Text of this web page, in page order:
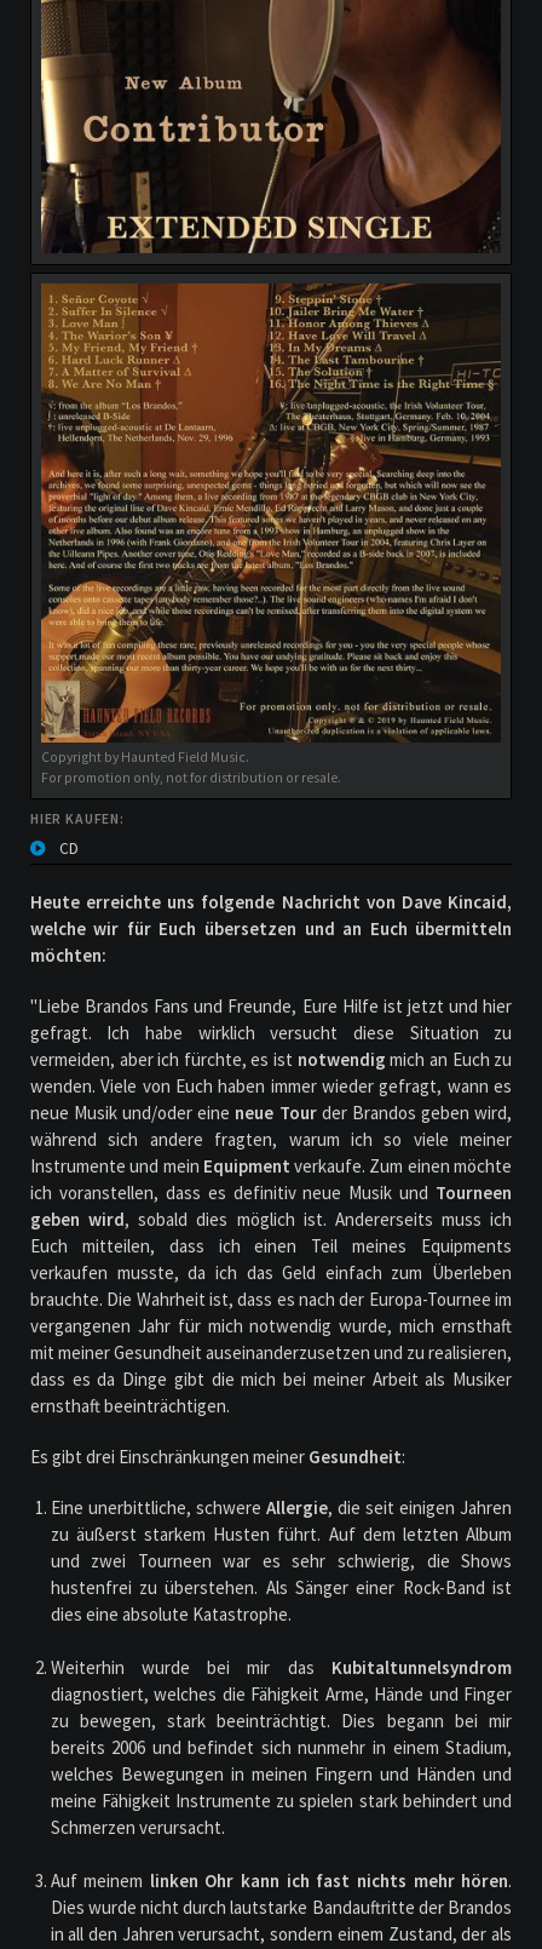
Copyright by Haunted Field Music.
For promotion only, not for distribution or resale.
HIER KAUFEN:
CD
Heute erreichte uns folgende Nachricht von Dave Kincaid,
welche wir für Euch übersetzen und an Euch übermitteln
möchten:
"Liebe Brandos Fans und Freunde, Eure Hilfe ist jetzt und hier
gefragt. Ich habe wirklich versucht diese Situation zu
vermeiden, aber ich fürchte, es ist notwendig mich an Euch zu
wenden. Viele von Euch haben immer wieder gefragt, wann es
neue Musik und/oder eine neue Tourder Brandos geben wird,
während sich andere fragten, warum ich so viele meiner
Instrumente und mein Equipment verkaufe. Zum einen möchte
ich voranstellen, dass es definitiv neue Musik und Tourneen
geben wird, sobald dies möglich ist. Andererseits muss ich
Euch mitteilen, dass ich einen Teil meines Equipments
verkaufen musste, da ich das Geld einfach zum Überleben
brauchte. Die Wahrheit ist, dass es nach der Europa-Tournee im
vergangenen Jahr für mich notwendig wurde, mich ernsthaft
mit meiner Gesundheit auseinanderzusetzen und zu realisieren,
dass es da Dinge gibt die mich bei meiner Arbeit als Musiker
ernsthaft beeinträchtigen.
Es gibt drei Einschränkungen meiner Gesundheit:
Eine unerbittliche, schwere Allergie, die seit einigen Jahren
zu äußerst starkem Husten führt. Auf dem letzten Album
und zwei Tourneen war es sehr schwierig, die Shows
hustenfrei zu überstehen. Als Sänger einer Rock-Band ist
dies eine absolute Katastrophe.
Weiterhin wurde bei mir das Kubitaltunnelsyndrom
diagnostiert, welches die Fähigkeit Arme, Hände und Finger
zu bewegen, stark beeinträchtigt. Dies begann bei mir
bereits 2006 und befindet sich nunmehr in einem Stadium,
welches Bewegungen in meinen Fingern und Händen und
meine Fähigkeit Instrumente zu spielen stark behindert und
Schmerzen verursacht.
Auf meinem linken Ohr kann ich fast nichts mehr hören.
Dies wurde nicht durch lautstarke Bandauftritte der Brandos
in all den Jahren verursacht, sondern einem Zustand, der als